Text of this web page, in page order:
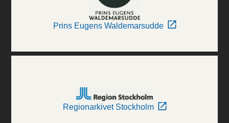
Prins Eugens Waldemarsudde
Regionarkivet Stockholm